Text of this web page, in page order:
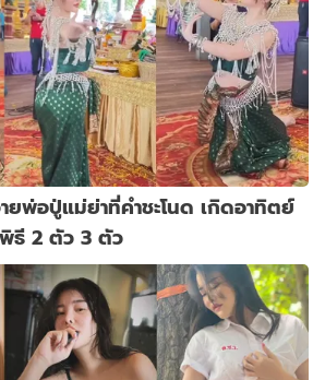
ยพ่อปู่แม่ย่าที่คำชะโนด เกิดอาทิตย์
ธี 2 ตัว 3 ตัว